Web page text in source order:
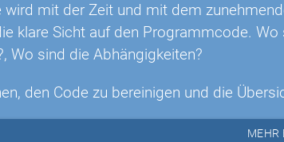
wird mit der Zeit und mit dem
klare Sicht auf den Programmcode.
Wo sind die Abhängigkeiten?
den Code zu bereinigen und die
MEHR